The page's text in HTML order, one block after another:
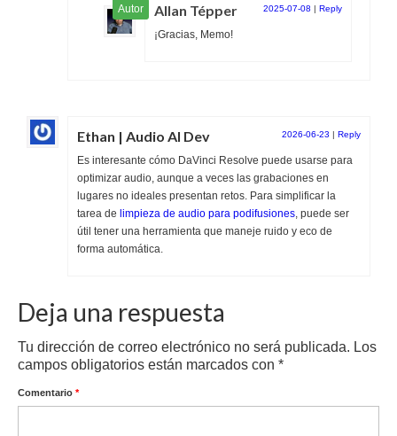
Allan Tépper 2025-07-08 | Reply
¡Gracias, Memo!
Ethan | Audio AI Dev 2026-06-23 | Reply
Es interesante cómo DaVinci Resolve puede usarse para
optimizar audio, aunque a veces las grabaciones en
lugares no ideales presentan retos. Para simplificar la
tarea de limpieza de audio para podifusiones, puede ser
útil tener una herramienta que maneje ruido y eco de
forma automática.
Deja una respuesta
Tu dirección de correo electrónico no será publicada. Los
campos obligatorios están marcados con *
Comentario *